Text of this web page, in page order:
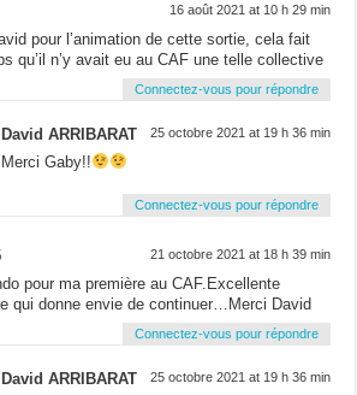
16 août 2021 at 10 h 29 min
pour l’animation de cette sortie, cela fait
qu’il n’y avait eu au CAF une telle collective
Connectez-vous pour répondre
David ARRIBARAT 25 octobre 2021 at 19 h 36 min
Merci Gaby!!
Connectez-vous pour répondre
21 octobre 2021 at 18 h 39 min
pour ma première au CAF.Excellente
qui donne envie de continuer…Merci David
Connectez-vous pour répondre
David ARRIBARAT 25 octobre 2021 at 19 h 36 min